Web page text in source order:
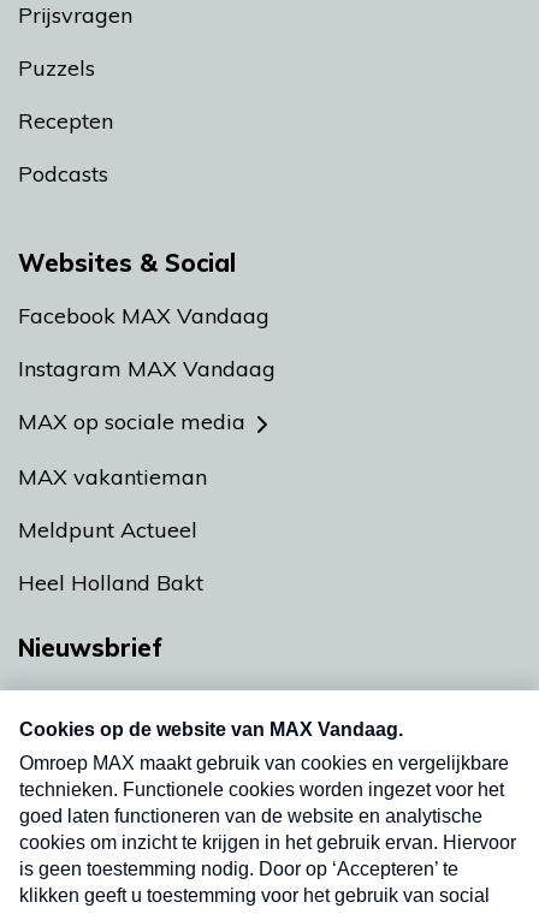
Prijsvragen
Puzzels
Recepten
Podcasts
Websites & Social
Facebook MAX Vandaag
Instagram MAX Vandaag
MAX op sociale media
MAX vakantieman
Meldpunt Actueel
Heel Holland Bakt
Nieuwsbrief
nieuwsbrief. Elke vrijdag- en dinsdagochtend in
uw mailbox.
Verzend